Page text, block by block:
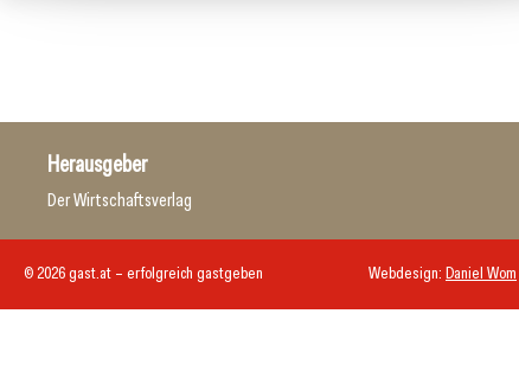
Herausgeber
Der Wirtschaftsverlag
© 2026 gast.at – erfolgreich gastgeben Webdesign: Daniel Wom